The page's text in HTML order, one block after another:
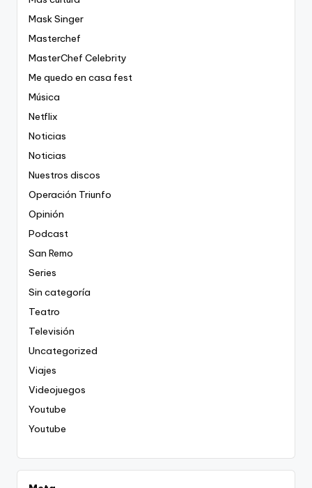
Mask Singer
Masterchef
MasterChef Celebrity
Me quedo en casa fest
Música
Netflix
Noticias
Noticias
Nuestros discos
Operación Triunfo
Opinión
Podcast
San Remo
Series
Sin categoría
Teatro
Televisión
Uncategorized
Viajes
Videojuegos
Youtube
Youtube